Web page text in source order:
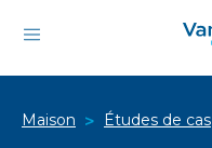
Maison > Études de cas